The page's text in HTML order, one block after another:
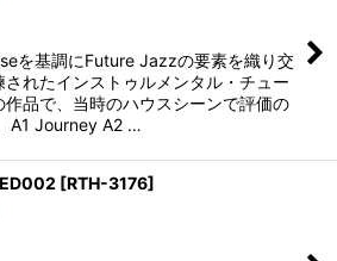
を基調にFuture Jazzの要素を織り交
されたインストゥルメンタル・チュー
作品で、当時のハウスシーンで評価の
A1 Journey A2 …
[RTH-3176]